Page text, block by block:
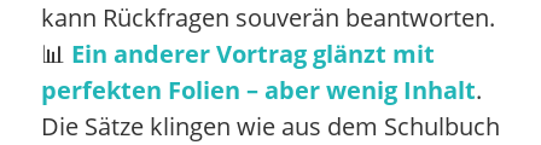
kann Rückfragen souverän beantworten.
📊 Ein anderer Vortrag glänzt mit
perfekten Folien – aber wenig Inhalt.
Die Sätze klingen wie aus dem Schulbuch